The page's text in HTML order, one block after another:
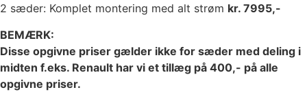
2 sæder: Komplet montering med alt strøm kr. 7995,-
BEMÆRK:
Disse opgivne priser gælder ikke for sæder med deling i
midten f.eks. Renault har vi et tillæg på 400,- på alle
opgivne priser.